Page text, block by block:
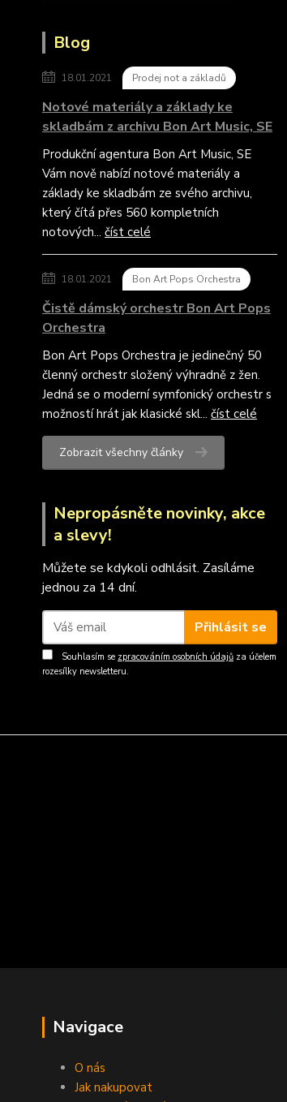
Blog
18.01.2021 Prodej not a základů
Notové materiály a základy ke
skladbám z archivu Bon Art Music, SE
Produkční agentura Bon Art Music, SE
Vám nově nabízí notové materiály a
základy ke skladbám ze svého archivu,
který čítá přes 560 kompletních
notových... číst celé
18.01.2021 Bon Art Pops Orchestra
Čistě dámský orchestr Bon Art Pops
Orchestra
Bon Art Pops Orchestra je jedinečný 50
členný orchestr složený výhradně z žen.
Jedná se o moderní symfonický orchestr s
možností hrát jak klasické skl... číst celé
Zobrazit všechny články
Nepropásněte novinky, akce
a slevy!
Můžete se kdykoli odhlásit. Zasíláme
jednou za 14 dní.
Přihlásit se
Souhlasím se zpracováním osobních údajů za účelem
rozesílky newsletteru.
Navigace
O nás
Jak nakupovat